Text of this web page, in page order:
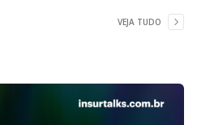
VEJA TUDO